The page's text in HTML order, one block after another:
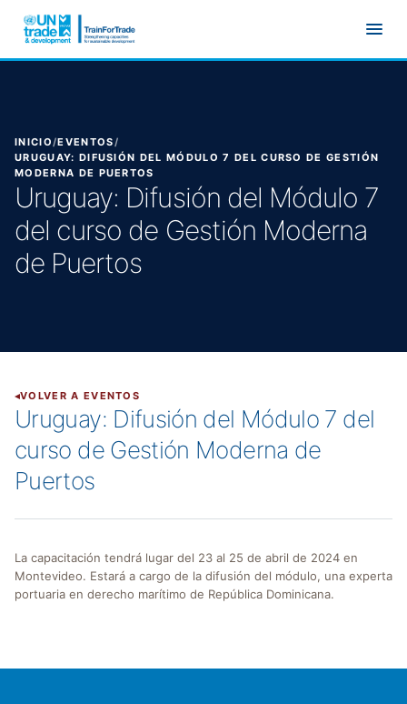
INICIO/EVENTOS/
URUGUAY: DIFUSIÓN DEL MÓDULO 7 DEL CURSO DE GESTIÓN
MODERNA DE PUERTOS
Uruguay: Difusión del Módulo 7
del curso de Gestión Moderna
de Puertos
VOLVER A EVENTOS
Uruguay: Difusión del Módulo 7 del
curso de Gestión Moderna de
Puertos
La capacitación tendrá lugar del 23 al 25 de abril de 2024 en
Montevideo. Estará a cargo de la difusión del módulo, una experta
portuaria en derecho marítimo de República Dominicana.